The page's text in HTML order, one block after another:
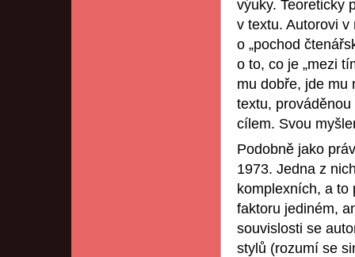
výuky. Teoreticky
v textu. Autorovi v
o „pochod
o to, co je „mezi
mu dobře, jde mu
textu,
cílem. Svou
Podobně jako
1973. Jedna z
komplexních, a to
faktoru jediném,
souvislosti se
stylů (rozumí se